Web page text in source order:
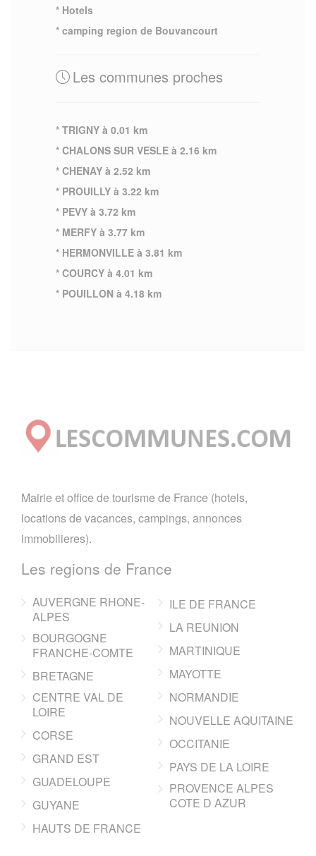
* Hotels
* camping region de Bouvancourt
Les communes proches
* TRIGNY à 0.01 km
* CHALONS SUR VESLE à 2.16 km
* CHENAY à 2.52 km
* PROUILLY à 3.22 km
* PEVY à 3.72 km
* MERFY à 3.77 km
* HERMONVILLE à 3.81 km
* COURCY à 4.01 km
* POUILLON à 4.18 km
Mairie et office de tourisme de France (hotels,
locations de vacances, campings, annonces
immobilieres).
Les regions de France
AUVERGNE RHONE-
ALPES
BOURGOGNE
FRANCHE-COMTE
BRETAGNE
CENTRE VAL DE
LOIRE
CORSE
GRAND EST
GUADELOUPE
GUYANE
HAUTS DE FRANCE
ILE DE FRANCE
LA REUNION
MARTINIQUE
MAYOTTE
NORMANDIE
NOUVELLE AQUITAINE
OCCITANIE
PAYS DE LA LOIRE
PROVENCE ALPES
COTE D AZUR